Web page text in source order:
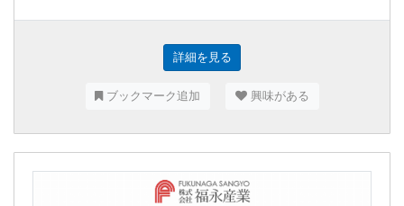
詳細を見る
ブックマーク追加 興味がある